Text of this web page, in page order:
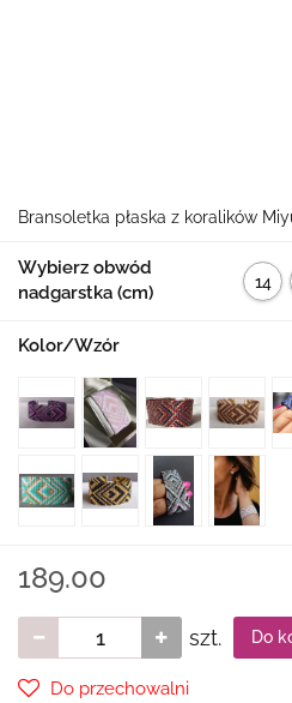
Bransoletka płaska z koralików
Wybierz obwód
nadgarstka (cm)
14
cm
Kolor/Wzór
189.00
szt. Do
Do przechowalni